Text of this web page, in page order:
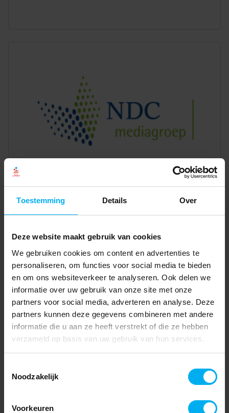
Toestemming Details Over
Deze website maakt gebruik van cookies
We gebruiken cookies om content en advertenties te
personaliseren, om functies voor social media te bieden
en om ons websiteverkeer te analyseren. Ook delen we
informatie over uw gebruik van onze site met onze
partners voor social media, adverteren en analyse. Deze
partners kunnen deze gegevens combineren met andere
informatie die u aan ze heeft verstrekt of die ze hebben
verzameld op basis van uw gebruik van hun services.
Noodzakelijk
Voorkeuren